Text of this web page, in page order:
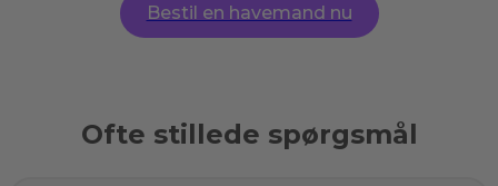
Bestil en havemand nu
Ofte stillede spørgsmål